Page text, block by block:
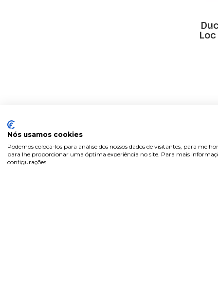
Loc
Nós usamos cookies
Podemos colocá-los para análise dos nossos dados de visitantes, para
para lhe proporcionar uma óptima experiência no site. Para mais
configurações.